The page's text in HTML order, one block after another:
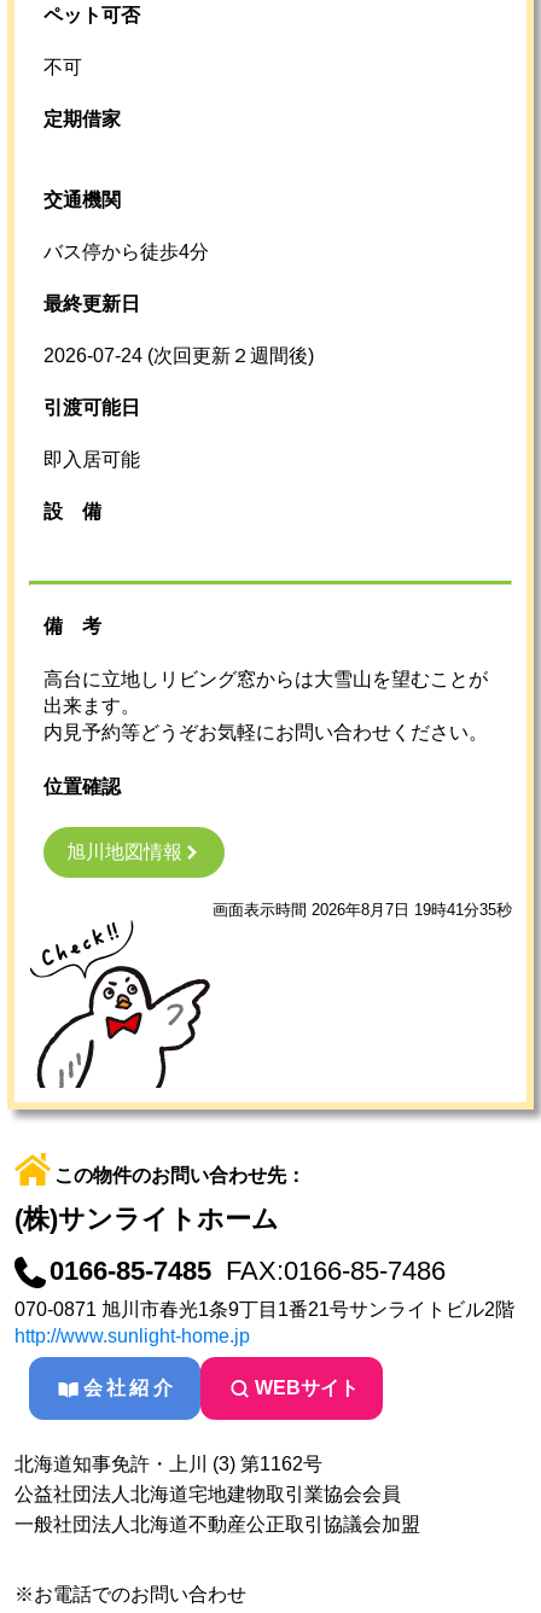
ペット可否
不可
定期借家
交通機関
バス停から徒歩4分
最終更新日
2026-07-24 (次回更新２週間後)
引渡可能日
即入居可能
設 備
備考
高台に立地しリビング窓からは大雪山を望むことが
出来ます。
内見予約等どうぞお気軽にお問い合わせください。
位置確認
旭川地図情報
画面表示時間 2026年8月7日 19時41分35秒
この物件のお問い合わせ先：
(株)サンライトホーム
0166-85-7485 FAX:0166-85-7486
070-0871 旭川市春光1条9丁目1番21号サンライトビル2階
http://www.sunlight-home.jp
会社紹介 WEBサイト
北海道知事免許・上川 (3) 第1162号
公益社団法人北海道宅地建物取引業協会会員
一般社団法人北海道不動産公正取引協議会加盟
※お電話でのお問い合わせ